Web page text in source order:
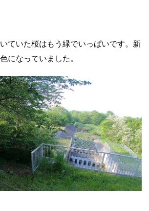
ていた桜はもう緑でいっぱいです。新
になっていました。